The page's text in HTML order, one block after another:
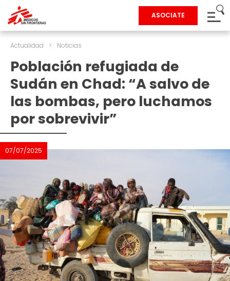
ASOCIATE
Actualidad > Noticias
Población refugiada de
Sudán en Chad: “A salvo de
las bombas, pero luchamos
por sobrevivir”
07/07/2025